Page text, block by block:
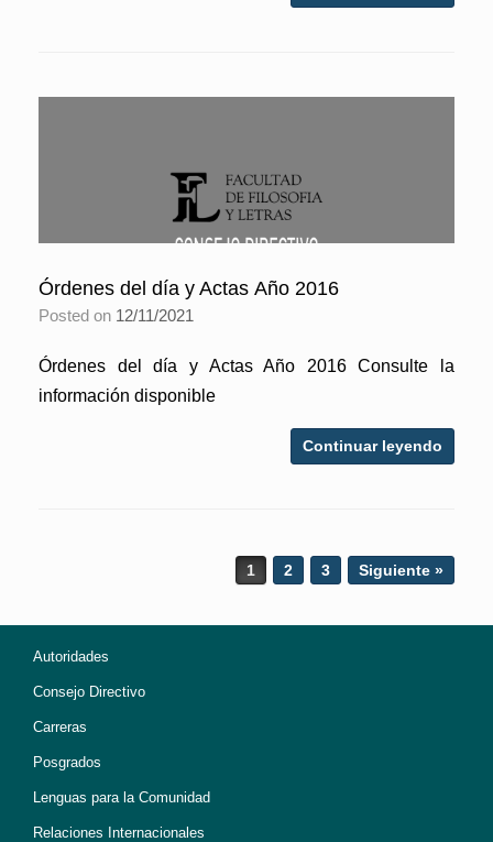
Órdenes del día y Actas Año 2016
Posted on 12/11/2021
Órdenes del día y Actas Año 2016 Consulte la
información disponible
Continuar leyendo
1 2 3 Siguiente »
Autoridades
Consejo Directivo
Carreras
Posgrados
Lenguas para la Comunidad
Relaciones Internacionales